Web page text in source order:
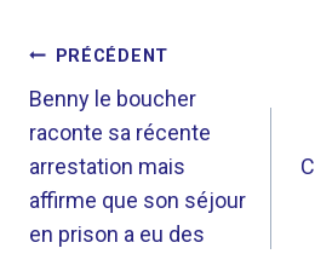
NAVIGATION
DE
L’ARTICLE
PRÉCÉDENT
Benny le boucher
raconte sa récente
arrestation mais
affirme que son séjour
en prison a eu des